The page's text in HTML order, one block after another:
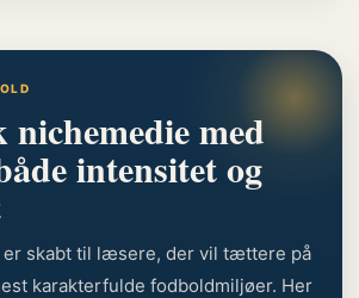
nichemedie med
intensitet og
er skabt til læsere, der vil tættere på
karakterfulde fodboldmiljøer. Her